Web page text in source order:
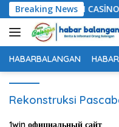
Langsung
ke
konten
Breaking NewsCANLI CASİNO &
HABARBALANGAN
Rekonstruksi
1win официальный сайт